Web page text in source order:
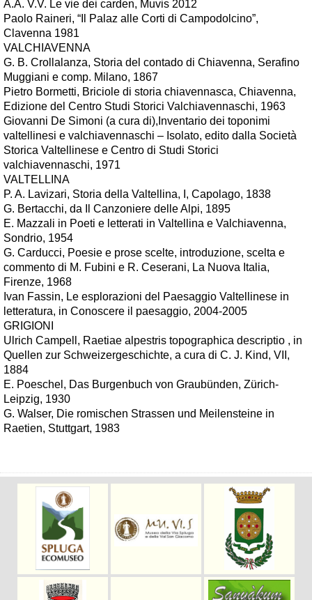
A.A. V.V. Le vie dei carden, Muvis 2012
Paolo Raineri, “Il Palaz alle Corti di Campodolcino”,
Clavenna 1981
VALCHIAVENNA
G. B. Crollalanza, Storia del contado di Chiavenna, Serafino
Muggiani e comp. Milano, 1867
Pietro Bormetti, Briciole di storia chiavennasca, Chiavenna,
Edizione del Centro Studi Storici Valchiavennaschi, 1963
Giovanni De Simoni (a cura di),Inventario dei toponimi
valtellinesi e valchiavennaschi – Isolato, edito dalla Società
Storica Valtellinese e Centro di Studi Storici
valchiavennaschi, 1971
VALTELLINA
P. A. Lavizari, Storia della Valtellina, I, Capolago, 1838
G. Bertacchi, da Il Canzoniere delle Alpi, 1895
E. Mazzali in Poeti e letterati in Valtellina e Valchiavenna,
Sondrio, 1954
G. Carducci, Poesie e prose scelte, introduzione, scelta e
commento di M. Fubini e R. Ceserani, La Nuova Italia,
Firenze, 1968
Ivan Fassin, Le esplorazioni del Paesaggio Valtellinese in
letteratura, in Conoscere il paesaggio, 2004-2005
GRIGIONI
Ulrich Campell, Raetiae alpestris topographica descriptio , in
Quellen zur Schweizergeschichte, a cura di C. J. Kind, VII,
1884
E. Poeschel, Das Burgenbuch von Graubünden, Zürich-
Leipzig, 1930
G. Walser, Die romischen Strassen und Meilensteine in
Raetien, Stuttgart, 1983